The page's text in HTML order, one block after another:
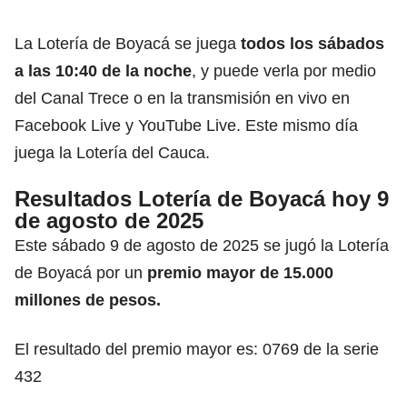
La Lotería de Boyacá se juega todos los sábados
a las 10:40 de la noche, y puede verla por medio
del Canal Trece o en la transmisión en vivo en
Facebook Live y YouTube Live. Este mismo día
juega la Lotería del Cauca.
Resultados Lotería de Boyacá hoy 9
de agosto de 2025
Este sábado 9 de agosto de 2025 se jugó la Lotería
de Boyacá por un premio mayor de 15.000
millones de pesos.
El resultado del premio mayor es: 0769 de la serie
432